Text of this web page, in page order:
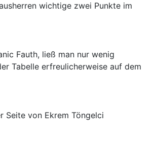
wichtige zwei Punkte im
Fauth, ließ man nur wenig
Tabelle erfreulicherweise auf dem
Seite von Ekrem Töngelci